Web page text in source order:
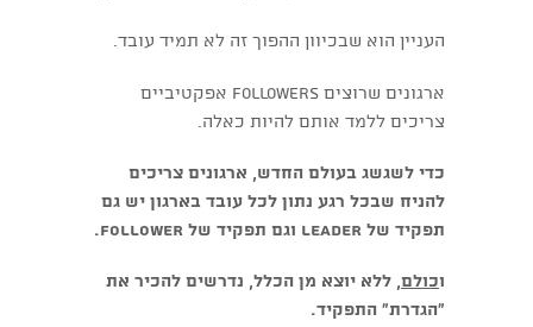
העניין הוא שבכיוון ההפוך זה לא תמיד עובד.
ארגונים שרוצים followers אפקטיביים
צריכים ללמד אותם להיות כאלה.
כדי לשגשג בעולם החדש, ארגונים צריכים
להניח שבכל רגע נתון לכל עובד בארגון יש גם
תפקיד של leader וגם תפקיד של follower
.
וכולם, ללא יוצא מן הכלל, נדרשים להכיר את
"הגדרת" התפקיד.